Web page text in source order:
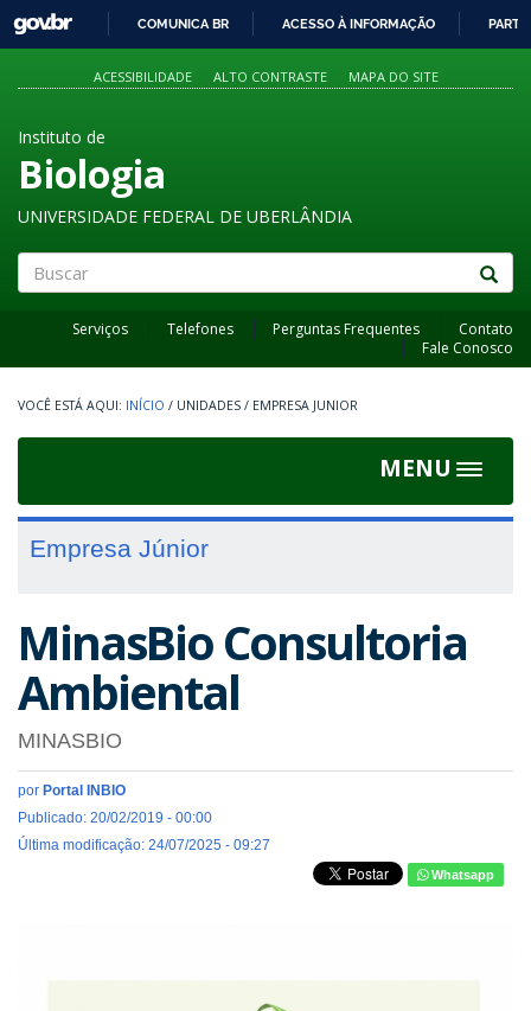
PARA
O
GOVBR
COMUNICA BR ACESSO À INFORMAÇÃO
ACESSIBILIDADE ALTO CONTRASTE MAPA DO SITE
Instituto de
Biologia
UNIVERSIDADE FEDERAL DE UBERLÂNDIA
Serviços Telefones Perguntas Frequentes
Contato
Fale Conosco
INÍCIO / UNIDADES / EMPRESA JUNIOR
MENU
Toggle
Empresa Júnior
MinasBio Consultoria
Ambiental
MINASBIO
por Portal INBIO
Publicado: 20/02/2019 - 00:00
Última modificação: 24/07/2025 - 09:27
Whatsapp